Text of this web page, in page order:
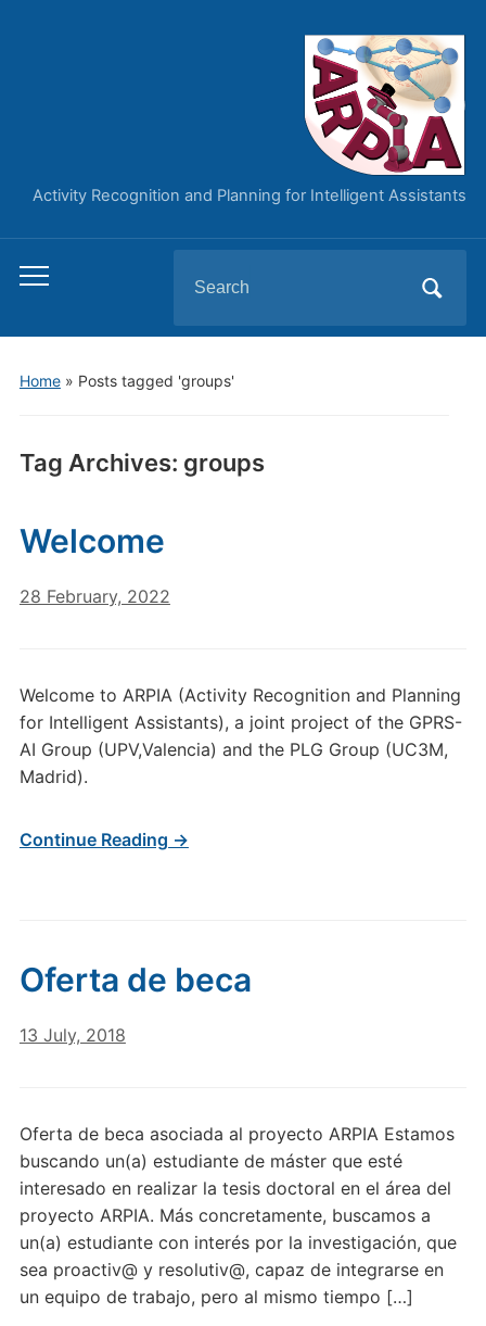
Activity Recognition and Planning for Intelligent Assistants
Toggle
menu
for:
Home» Posts tagged 'groups'
Tag Archives: groups
Welcome
28 February, 2022
Welcome to ARPIA (Activity Recognition and Planning
for Intelligent Assistants), a joint project of the GPRS-
AI Group (UPV,Valencia) and the PLG Group (UC3M,
Madrid).
Continue Reading →
Oferta de beca
13 July, 2018
Oferta de beca asociada al proyecto ARPIA Estamos
buscando un(a) estudiante de máster que esté
interesado en realizar la tesis doctoral en el área del
proyecto ARPIA. Más concretamente, buscamos a
un(a) estudiante con interés por la investigación, que
sea proactiv@ y resolutiv@, capaz de integrarse en
un equipo de trabajo, pero al mismo tiempo […]